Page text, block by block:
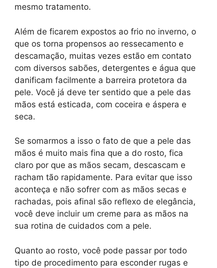
mesmo tratamento.
Além de ficarem expostos ao frio no inverno, o
que os torna propensos ao ressecamento e
descamação, muitas vezes estão em contato
com diversos sabões, detergentes e água que
danificam facilmente a barreira protetora da
pele. Você já deve ter sentido que a pele das
mãos está esticada, com coceira e áspera e
seca.
Se somarmos a isso o fato de que a pele das
mãos é muito mais fina que a do rosto, fica
claro por que as mãos secam, descascam e
racham tão rapidamente. Para evitar que isso
aconteça e não sofrer com as mãos secas e
rachadas, pois afinal são reflexo de elegância,
você deve incluir um creme para as mãos na
sua rotina de cuidados com a pele.
Quanto ao rosto, você pode passar por todo
tipo de procedimento para esconder rugas e